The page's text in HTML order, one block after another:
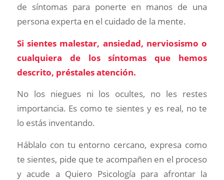
de síntomas para ponerte en manos de una
persona experta en el cuidado de la mente.
Si sientes malestar, ansiedad, nerviosismo o
cualquiera de los síntomas que hemos
descrito, préstales atención.
No los niegues ni los ocultes, no les restes
importancia. Es como te sientes y es real, no te
lo estás inventando.
Háblalo con tu entorno cercano, expresa como
te sientes, pide que te acompañen en el proceso
y acude a Quiero Psicología para afrontar la